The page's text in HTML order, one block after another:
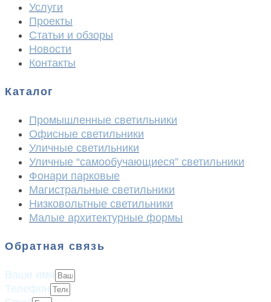
Услуги
Проекты
Статьи и обзоры
Новости
Контакты
Каталог
Промышленные светильники
Офисные светильники
Уличные светильники
Уличные “самообучающиеся” светильники
Фонари парковые
Магистральные светильники
Низковольтные светильники
Малые архитектурные формы
Обратная связь
Ваше имя
Телефон